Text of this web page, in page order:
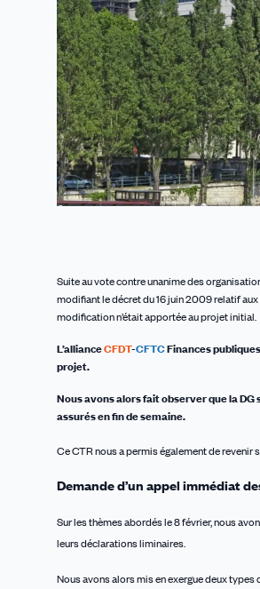
Suite au vote contre unanime des
modifiant le décret du 16 juin 2009 relatif
modification n’était apportée au projet initial.
L’allianceCFDT-CFTCFinances
projet.
Nous avons alors fait observer que la
assurés en fin de semaine.
Ce CTR nous a permis également de
Demande d’un appel immédiat
Sur les thèmes abordés le 8 février, nous
leurs déclarations liminaires.
Nous avons alors mis en exergue deux types